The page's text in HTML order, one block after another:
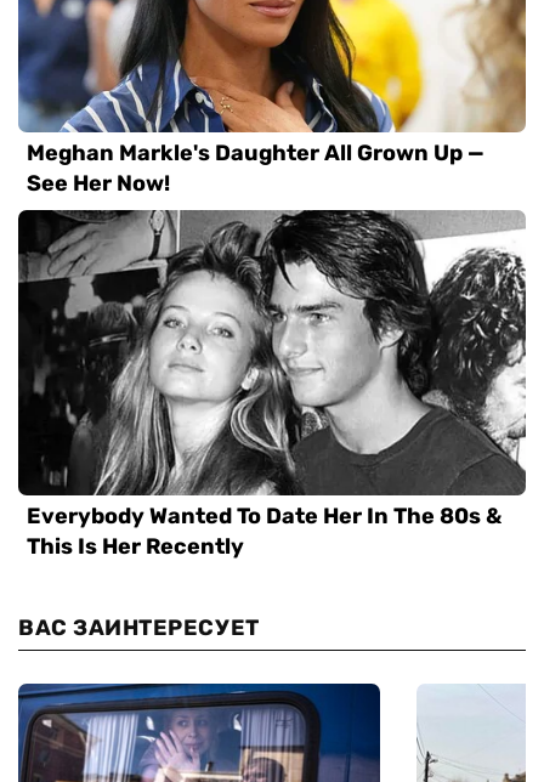
ВАС ЗАИНТЕРЕСУЕТ